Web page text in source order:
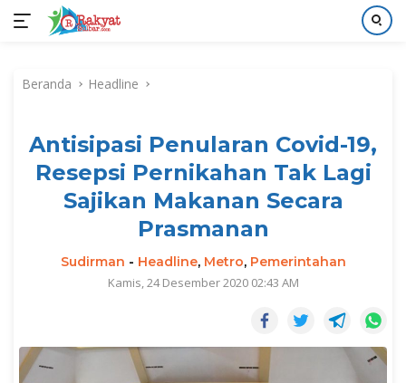
kontenBeranda Headline
Antisipasi Penularan Covid-19,
Resepsi Pernikahan Tak Lagi
Sajikan Makanan Secara
Prasmanan
Sudirman - Headline, Metro, Pemerintahan
Kamis, 24 Desember 2020 02:43 AM